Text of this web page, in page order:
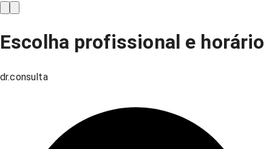
Escolha profissional e horário
dr.consulta